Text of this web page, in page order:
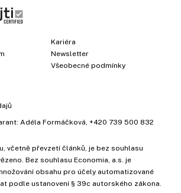
Kariéra
Newsletter
Všeobecné podmínky
Adéla Formáčková +420 739 500 832
včetně převzetí článků, je bez souhlasu
Bez souhlasu Economia, a.s. je
obsahu pro účely automatizované
podle ustanovení § 39c autorského zákona.